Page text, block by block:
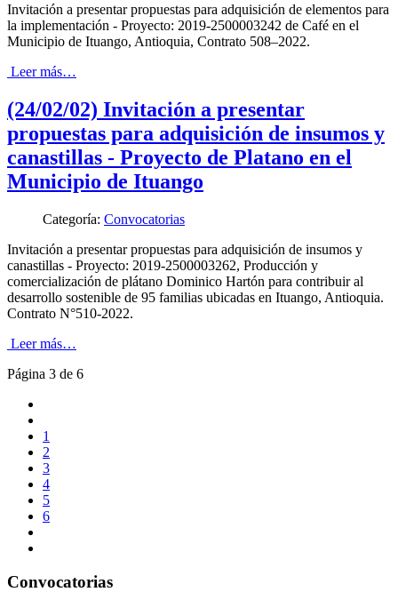
Invitación a presentar propuestas para adquisición de elementos para
la implementación - Proyecto: 2019-2500003242 de Café en el
Municipio de Ituango, Antioquia, Contrato 508–2022.
Leer más…
(24/02/02) Invitación a presentar
propuestas para adquisición de insumos y
canastillas - Proyecto de Platano en el
Municipio de Ituango
Categoría: Convocatorias
Invitación a presentar propuestas para adquisición de insumos y
canastillas - Proyecto: 2019-2500003262, Producción y
comercialización de plátano Dominico Hartón para contribuir al
desarrollo sostenible de 95 familias ubicadas en Ituango, Antioquia.
Contrato N°510-2022.
Leer más…
Página 3 de 6
1
2
3
4
5
6
Convocatorias